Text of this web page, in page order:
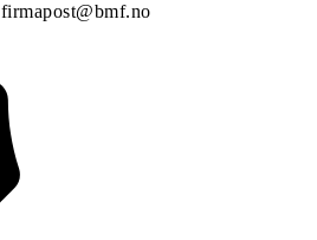
firmapost@bmf.no